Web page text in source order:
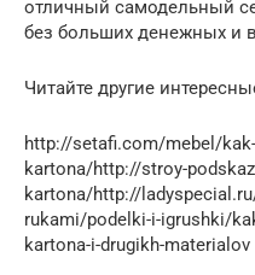
отличный самодельный
без больших денежных и
Читайте другие
http://setafi.com/mebel/
kartona/http://stroy-
kartona/http://
rukami/podelki-i-igrushki/
kartona-i-drugikh-materialov